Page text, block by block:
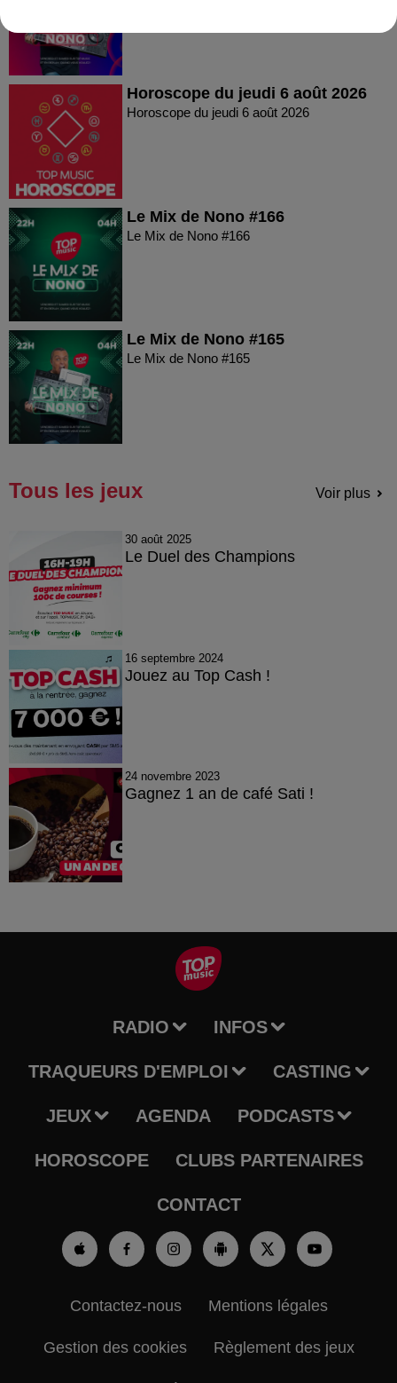
Horoscope du jeudi 6 août 2026
Horoscope du jeudi 6 août 2026
Le Mix de Nono #166
Le Mix de Nono #166
Le Mix de Nono #165
Le Mix de Nono #165
Tous les jeux Voir plus
30 août 2025
Le Duel des Champions
16 septembre 2024
Jouez au Top Cash !
24 novembre 2023
Gagnez 1 an de café Sati !
RADIO INFOS
TRAQUEURS D'EMPLOI CASTING
JEUX AGENDA PODCASTS
HOROSCOPE CLUBS PARTENAIRES
CONTACT
Contactez-nous Mentions légales
Gestion des cookies Règlement des jeux